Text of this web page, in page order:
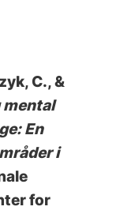
C., &
mental
En
i
for